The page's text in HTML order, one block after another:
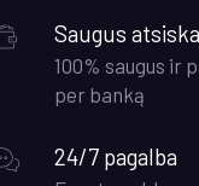
Saugus
100% saugus ir
per banką
24/7 pagalba